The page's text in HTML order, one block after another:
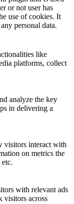
or not user has
use of cookies. It
personal data.
like
platforms, collect
analyze the key
in delivering a
visitors interact with
on metrics the
with relevant ads
visitors across